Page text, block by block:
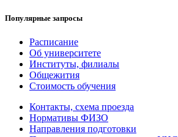
Популярные запросы
Расписание
Об университете
Институты, филиалы
Общежития
Стоимость обучения
Контакты, схема проезда
Нормативы ФИЗО
Направления подготовки